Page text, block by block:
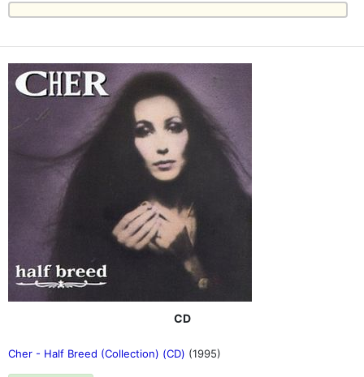
CD
Cher - Half Breed (Collection) (CD) (1995)